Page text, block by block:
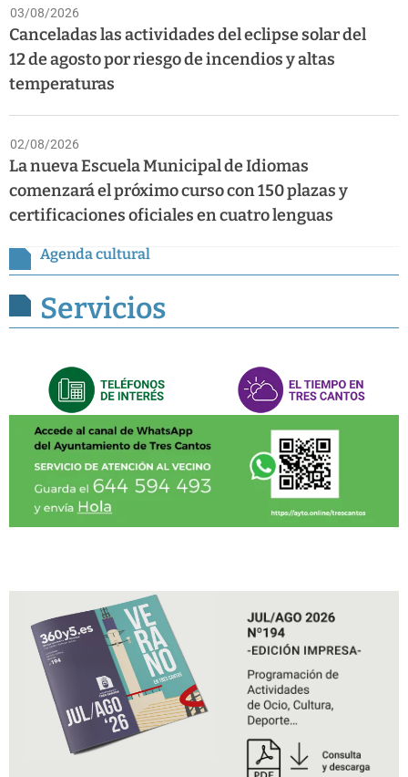
03/08/2026
Canceladas las actividades del eclipse solar del
12 de agosto por riesgo de incendios y altas
temperaturas
02/08/2026
La nueva Escuela Municipal de Idiomas
comenzará el próximo curso con 150 plazas y
certificaciones oficiales en cuatro lenguas
Agenda cultural
Servicios